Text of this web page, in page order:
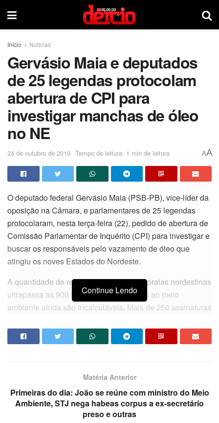
Início Notícias
Gervásio Maia e deputados
de 25 legendas protocolam
abertura de CPI para
investigar manchas de óleo
no NE
24 de outubro de 2019 Tempo de leitura: 1 min de leitura AA
O deputado federal Gervásio Maia (PSB-PB), vice-líder da
oposição na Câmara, e parlamentares de 25 legendas
protocolaram, nesta terça-feira (22), pedido de abertura de
Comissão Parlamentar de Inquérito (CPI) para investigar e
buscar os responsáveis pelo vazamento de óleo que
atingiu os noves Estados do Nordeste.
A quantidade de resíduos recolhida nas praias nordestinas
ultrapassa as 900 toneladas, já os danos ao meio
ambiente ainda são incalculáveis. Mais de 250 assinaturas
pedido de investigação. O autor da propositura é o
deputado federal João Campos (PSB-PE).
Gervásio Maia relembrou que no dia 8 de outubro ele e o
deputado João Campos foram à Procuradoria-Geral da
República pedir que investigassem o caso e adotassem
providências, a exemplo da Petrobrás e do Ibama
Continue Lendo
Matéria Anterior
Primeiras do dia: João se reúne com ministro do Meio
Ambiente, STJ nega habeas corpus a ex-secretário
preso e outras